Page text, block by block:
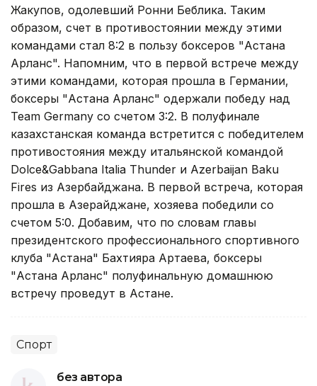
Жакупов, одолевший Ронни Беблика. Таким
образом, счет в противостоянии между этими
командами стал 8:2 в пользу боксеров "Астана
Арланс". Напомним, что в первой встрече между
этими командами, которая прошла в Германии,
боксеры "Астана Арланс" одержали победу над
Team Germany со счетом 3:2. В полуфинале
казахстанская команда встретится с победителем
противостояния между итальянской командой
Dolce&Gabbana Italia Thunder и Azerbaijan Baku
Fires из Азербайджана. В первой встреча, которая
прошла в Азерайджане, хозяева победили со
счетом 5:0. Добавим, что по словам главы
президентского профессионального спортивного
клуба "Астана" Бахтияра Артаева, боксеры
"Астана Арланс" полуфинальную домашнюю
встречу проведут в Астане.
Спорт
без автора